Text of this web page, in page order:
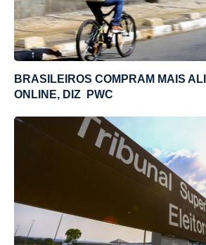
BRASILEIROS COMPRAM MAIS
ONLINE, DIZ PWC